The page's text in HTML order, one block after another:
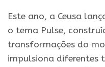
Este ano, a Ceusa
o tema Pulse,
transformações do
impulsiona diferentes